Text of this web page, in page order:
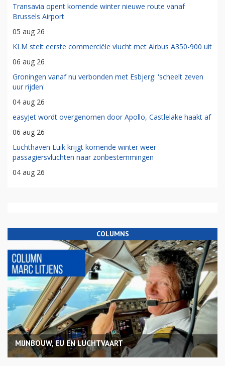
Transavia opent komende winter nieuwe route vanaf
Brussels Airport
05 aug 26
KLM stelt eerste commerciële vlucht met Airbus A350-900 uit
06 aug 26
Groningen vanaf nu verbonden met Esbjerg: 'scheelt zeven
uur rijden'
04 aug 26
easyJet wordt overgenomen door Apollo, Castlelake haakt af
06 aug 26
Luchthaven Luik krijgt komende winter weer
passagiersvluchten naar zonbestemmingen
04 aug 26
COLUMNS
MIJNBOUW, EU EN LUCHTVAART